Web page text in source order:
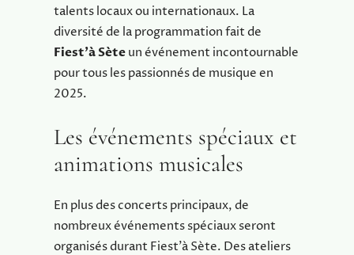
talents locaux ou internationaux. La
diversité de la programmation fait de
Fiest’à Sèteun événement incontournable
pour tous les passionnés de musique en
2025.
Les événements spéciaux et
animations musicales
En plus des concerts principaux, de
nombreux événements spéciaux seront
organisés durant Fiest’à Sète. Des ateliers